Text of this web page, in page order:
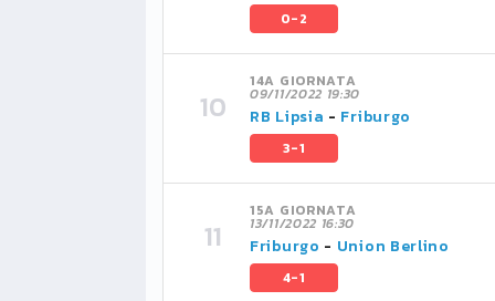
0-2
14A GIORNATA
09/11/2022 19:30
RB Lipsia - Friburgo
3-1
15A GIORNATA
13/11/2022 16:30
Friburgo - Union Berlino
4-1